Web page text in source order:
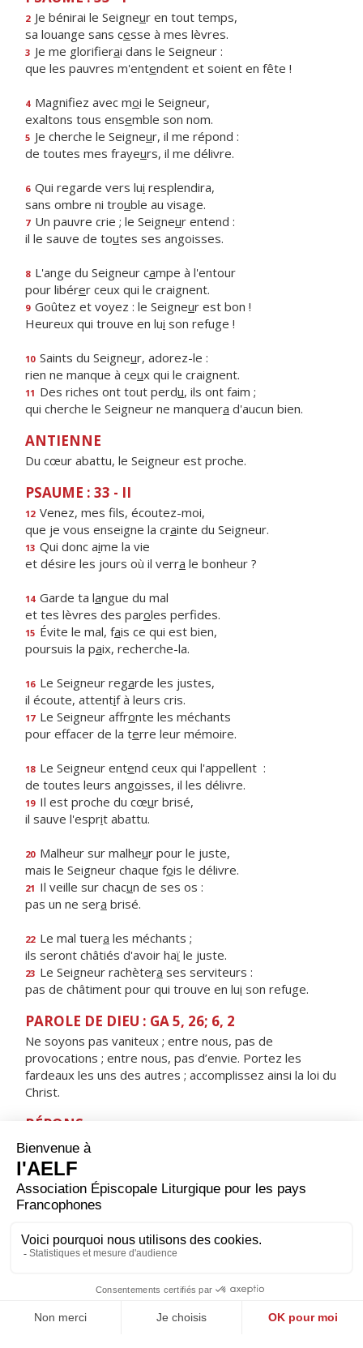
2 Je bénirai le Seigneur en tout temps,
sa louange sans cesse à mes lèvres.
3 Je me glorifierai dans le Seigneur :
que les pauvres m'entendent et soient en fête !
4 Magnifiez avec moi le Seigneur,
exaltons tous ensemble son nom.
5 Je cherche le Seigneur, il me répond :
de toutes mes frayeurs, il me délivre.
6 Qui regarde vers lui resplendira,
sans ombre ni trouble au visage.
7 Un pauvre crie ; le Seigneur entend :
il le sauve de toutes ses angoisses.
8 L'ange du Seigneur campe à l'entour
pour libérer ceux qui le craignent.
9 Goûtez et voyez : le Seigneur est bon !
Heureux qui trouve en lui son refuge !
10 Saints du Seigneur, adorez-le :
rien ne manque à ceux qui le craignent.
11 Des riches ont tout perdu, ils ont faim ;
qui cherche le Seigneur ne manquera d'aucun bien.
ANTIENNE
Du cœur abattu, le Seigneur est proche.
PSAUME : 33 - II
12 Venez, mes fls, écoutez-moi,
que je vous enseigne la crainte du Seigneur.
13 Qui donc aime la vie
et désire les jours où il verra le bonheur ?
14 Garde ta langue du mal
et tes lèvres des paroles perfides.
15 Évite le mal, fais ce qui est bien,
poursuis la paix, recherche-la.
16 Le Seigneur regarde les justes,
il écoute, attentif à leurs cris.
17 Le Seigneur affronte les méchants
pour effacer de la terre leur mémoire.
18 Le Seigneur entend ceux qui l'appellent :
de toutes leurs angoisses, il les délivre.
19 Il est proche du cœur brisé,
il sauve l'esprit abattu.
20 Malheur sur malheur pour le juste,
mais le Seigneur chaque fois le délivre.
21 Il veille sur chacun de ses os :
pas un ne sera brisé.
22 Le mal tuera les méchants ;
ils seront châtiés d'avoir haï le juste.
23 Le Seigneur rachètera ses serviteurs :
pas de châtiment pour qui trouve en lui son refuge.
PAROLE DE DIEU : GA 5, 26; 6, 2
Ne soyons pas vaniteux ; entre nous, pas de
provocations ; entre nous, pas d’envie. Portez les
fardeaux les uns des autres ; accomplissez ainsi la loi du
Christ.
RÉPONS
V/Qu’il est bon, qu’il est doux pour des frères,
de vivre ensemble et d’être unis.
ORAISON
Seigneur, foyer brûlant de charité, accorde-nous une
que tout et d’aimer nos frères à cause de toi. Par Jésus,